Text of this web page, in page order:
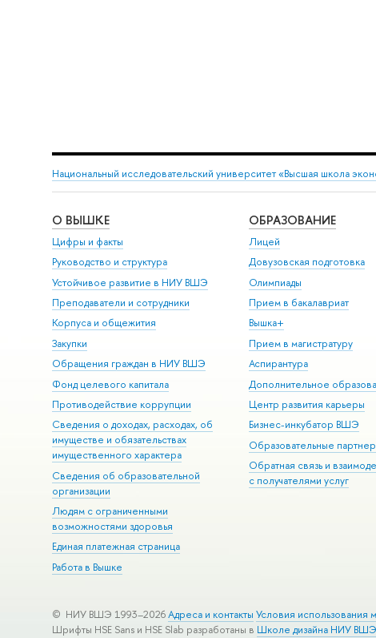
Национальный исследовательский университет «Высшая школа
О ВЫШКЕ
Цифры и факты
Руководство и структура
Устойчивое развитие в НИУ ВШЭ
Преподаватели и сотрудники
Корпуса и общежития
Закупки
Обращения граждан в НИУ ВШЭ
Фонд целевого капитала
Противодействие коррупции
Сведения о доходах, расходах, об
имуществе и обязательствах
имущественного характера
Сведения об образовательной
организации
Людям с ограниченными
возможностями здоровья
Единая платежная страница
Работа в Вышке
ОБРАЗОВАНИЕ
Лицей
Довузовская подготовка
Олимпиады
Прием в бакалавриат
Вышка+
Прием в магистратуру
Аспирантура
Дополнительное
Центр развития карьеры
Бизнес-инкубатор ВШЭ
Образовательные
Обратная связь и
с получателями услуг
© НИУ ВШЭ 1993–2026 Адреса и контакты Условия использования
Шрифты HSE Sans и HSE Slab разработаны в Школе дизайна НИУ ВШЭ